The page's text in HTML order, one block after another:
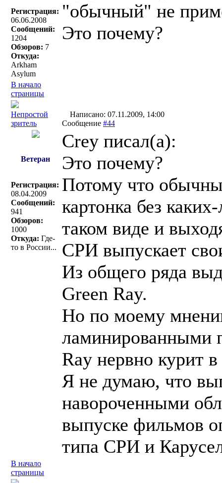
Регистрация:
06.06.2008
Сообщений:
1204
Обзоров: 7
Откуда:
Arkham
Asylum
"обычный" не
Это почему?
В начало
страницы
Непростой
зритель
Написано: 07.11.2009, 14:00
Сообщение #44
Ветеран
Регистрация:
08.04.2009
Сообщений:
941
Обзоров:
1000
Откуда: Где-
то в России...
Crey писал(a):
Это почему?
Потому что
картонка без
таком виде и
СРИ выпускает
Из общего ряда
Green Ray.
Но по моему
ламинированными
Ray нервно курит в
Я не думаю, что
навороченными
выпуске фильмов
типа СРИ и
В начало
страницы